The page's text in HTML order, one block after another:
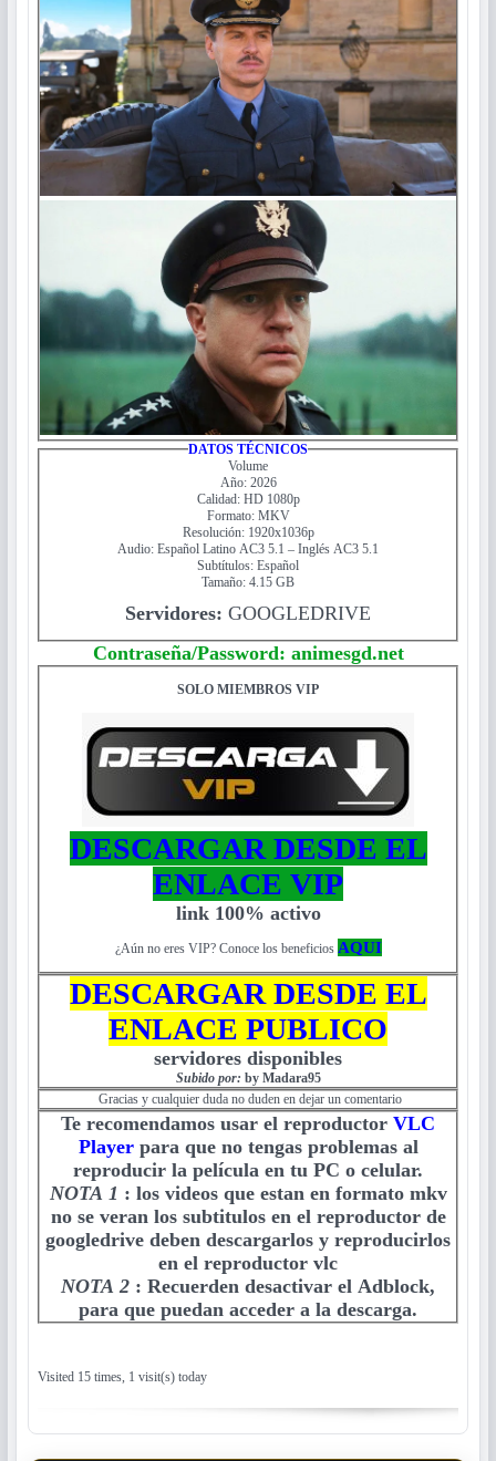
DATOS TÉCNICOS
Volume
Año: 2026
Calidad: HD 1080p
Formato: MKV
Resolución: 1920x1036p
Audio: Español Latino AC3 5.1 – Inglés AC3 5.1
Subtítulos: Español
Tamaño: 4.15 GB
Servidores: GOOGLEDRIVE
Contraseña/Password: animesgd.net
SOLO MIEMBROS VIP
DESCARGAR DESDE EL
ENLACE VIP
link 100% activo
¿Aún no eres VIP? Conoce los beneficios AQUI
DESCARGAR DESDE EL
ENLACE PUBLICO
servidores disponibles
Subido por: by Madara95
Gracias y cualquier duda no duden en dejar un comentario
Te recomendamos usar el reproductor VLC
Playerpara que no tengas problemas al
reproducir la película en tu PC o celular.
NOTA 1 : los videos que estan en formato mkv
no se veran los subtitulos en el reproductor de
googledrive deben descargarlos y reproducirlos
en el reproductor vlc
NOTA 2 : Recuerden desactivar el Adblock,
para que puedan acceder a la descarga.
Visited 15 times, 1 visit(s) today